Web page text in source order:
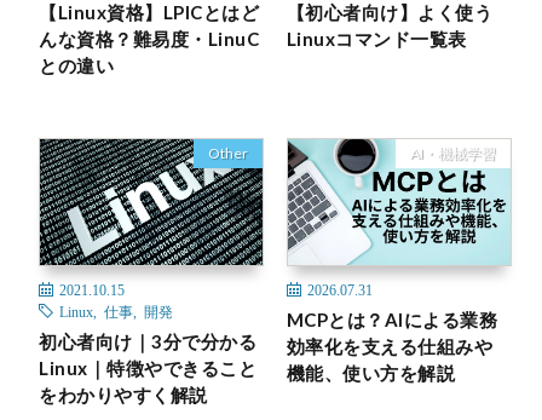
【Linux資格】LPICとはど
んな資格？難易度・LinuC
との違い
【初心者向け】よく使う
Linuxコマンド一覧表
Other
2021.10.15
Linux ,仕事 ,開発
初心者向け｜3分で分かる
Linux｜特徴やできること
をわかりやすく解説
AI・機械学習
2026.07.31
MCPとは？AIによる業務
効率化を支える仕組みや
機能、使い方を解説